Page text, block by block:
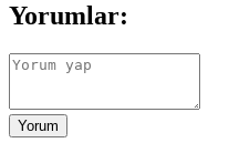
Yorumlar:
Yorum